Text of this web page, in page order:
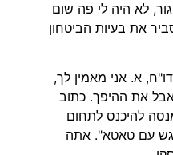
לא היה לי פה שום
את בעיות הביטחון
א. אני מאמין לך,
את ההיפך. כתוב
להיכנס לתחום
עם טאטא". אתה